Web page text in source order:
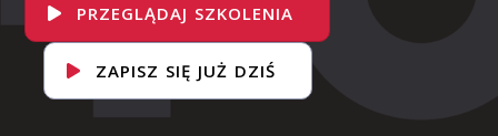
PRZEGLĄDAJ SZKOLENIA
ZAPISZ SIĘ JUŻ DZIŚ